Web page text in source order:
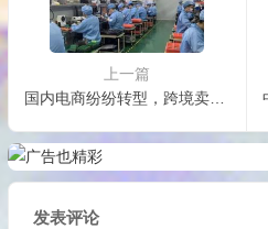
上一篇
国内电商纷纷转型，跨境卖货“爆单”真的那么容易？
发表评论